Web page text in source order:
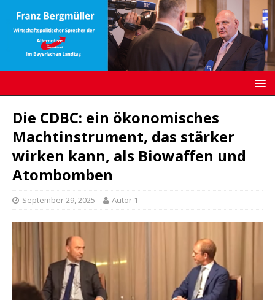
Die CDBC: ein ökonomisches
Machtinstrument, das stärker
wirken kann, als Biowaffen und
Atombomben
September 29, 2025 Autor 1